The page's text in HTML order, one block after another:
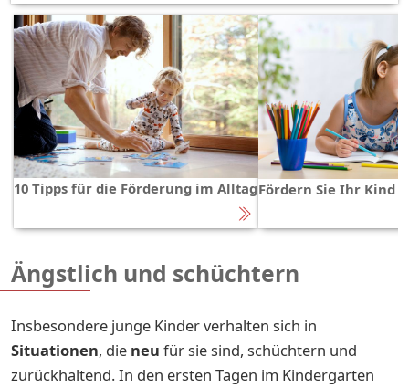
10 Tipps für die Förderung im AlltagFördern Sie Ihr Kind
Ängstlich und schüchtern
Insbesondere junge Kinder verhalten sich in
Situationen, die neu für sie sind, schüchtern und
zurückhaltend. In den ersten Tagen im Kindergarten